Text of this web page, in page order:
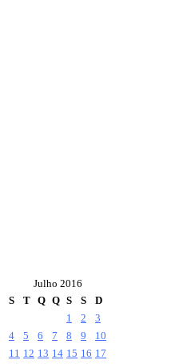
Julho 2016
S
T Q Q S S
D
1
2
3
4
5 6 7 8 9
10
11 12 13 14 15 16 17